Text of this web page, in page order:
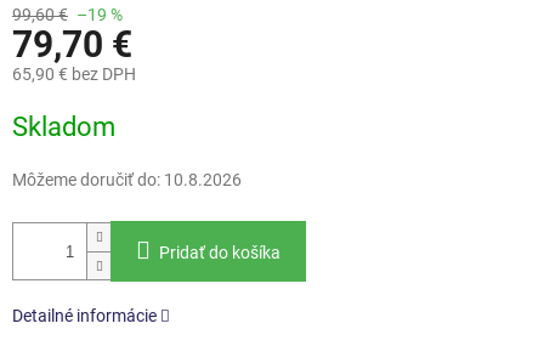
99,60 € –19 %
79,70 €
65,90 € bez DPH
cena:
Skladom
Môžeme doručiť do: 10.8.2026
Pridať do košíka
Detailné informácie